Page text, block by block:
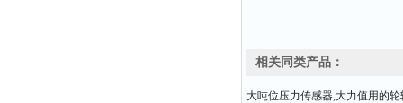
相关同类产品：
大吨位压力传感器,大力值用的